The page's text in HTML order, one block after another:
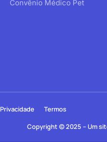
Convênio Médico Pet
Copyright © 2025 – Um
Privacidade Termos